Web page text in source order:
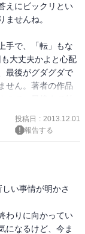
えにビックリとい
せんね。
手で、「転」もな
大丈夫かよと心配
最後がグダグダで
せん。著者の作品
いし、途中から放
しますか。
ていましたが、
８巻を読み直さ
投稿日 : 2013.12.01
報告する
い事情が明かさ
わりに向かってい
になるけど、今ま